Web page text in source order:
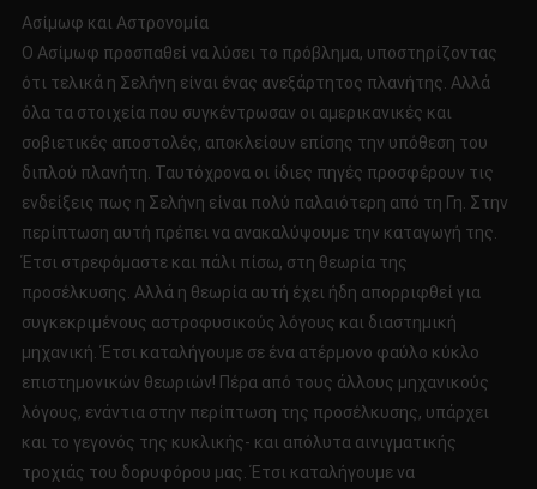
Ασίμωφ και Αστρονομία
Ο Ασίμωφ προσπαθεί να λύσει το πρόβλημα, υποστηρίζοντας
ότι τελικά η Σελήνη είναι ένας ανεξάρτητος πλανήτης. Αλλά
όλα τα στοιχεία που συγκέντρωσαν οι αμερικανικές και
σοβιετικές αποστολές, αποκλείουν επίσης την υπόθεση του
διπλού πλανήτη. Ταυτόχρονα οι ίδιες πηγές προσφέρουν τις
ενδείξεις πως η Σελήνη είναι πολύ παλαιότερη από τη Γη. Στην
περίπτωση αυτή πρέπει να ανακαλύψουμε την καταγωγή της.
Έτσι στρεφόμαστε και πάλι πίσω, στη θεωρία της
προσέλκυσης. Αλλά η θεωρία αυτή έχει ήδη απορριφθεί για
συγκεκριμένους αστροφυσικούς λόγους και διαστημική
μηχανική. Έτσι καταλήγουμε σε ένα ατέρμονο φαύλο κύκλο
επιστημονικών θεωριών! Πέρα από τους άλλους μηχανικούς
λόγους, ενάντια στην περίπτωση της προσέλκυσης, υπάρχει
και το γεγονός της κυκλικής- και απόλυτα αινιγματικής
τροχιάς του δορυφόρου μας. Έτσι καταλήγουμε να